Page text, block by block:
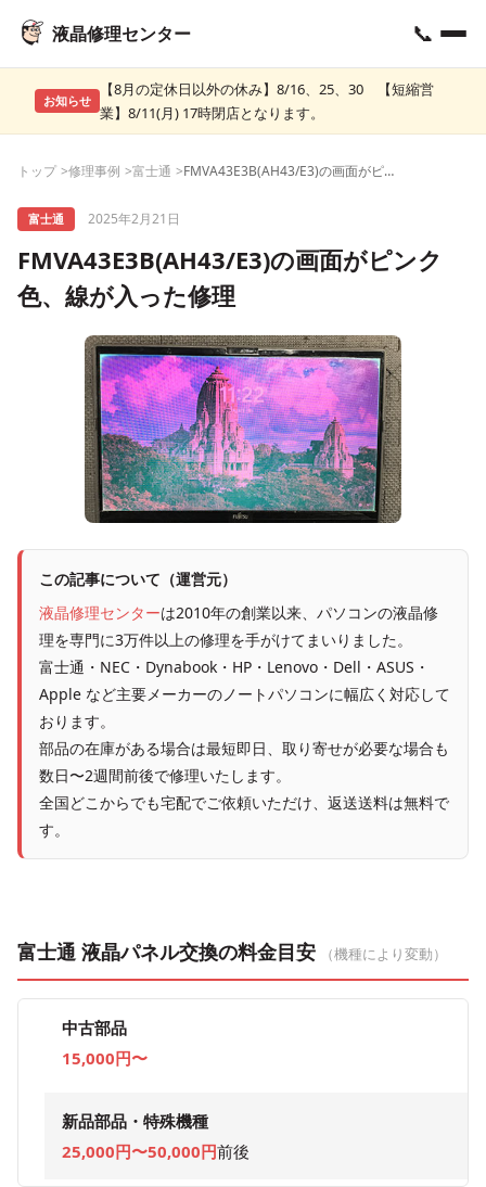
液晶修理センター 📞
お知らせ
【8月の定休日以外の休み】8/16、25、30 【短縮営
業】8/11(月) 17時閉店となります。
トップ 修理事例 富士通 FMVA43E3B(AH43/E3)の画面がピンク色、線が入った修理
富士通 2025年2月21日
FMVA43E3B(AH43/E3)の画面がピンク
色、線が入った修理
この記事について（運営元）
液晶修理センターは2010年の創業以来、パソコンの液晶修
理を専門に3万件以上の修理を手がけてまいりました。
富士通・NEC・Dynabook・HP・Lenovo・Dell・ASUS・
Apple など主要メーカーのノートパソコンに幅広く対応して
おります。
部品の在庫がある場合は最短即日、取り寄せが必要な場合も
数日〜2週間前後で修理いたします。
全国どこからでも宅配でご依頼いただけ、返送送料は無料で
す。
富士通 液晶パネル交換の料金目安 （機種により変動）
中古部品
15,000円〜
新品部品・特殊機種
25,000円〜50,000円前後